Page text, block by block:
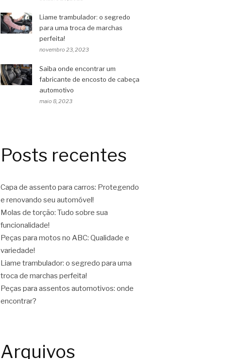
Liame trambulador: o segredo
para uma troca de marchas
perfeita!
novembro 23, 2023
Saiba onde encontrar um
fabricante de encosto de cabeça
automotivo
maio 8, 2023
Posts recentes
Capa de assento para carros: Protegendo
e renovando seu automóvel!
Molas de torção: Tudo sobre sua
funcionalidade!
Peças para motos no ABC: Qualidade e
variedade!
Liame trambulador: o segredo para uma
troca de marchas perfeita!
Peças para assentos automotivos: onde
encontrar?
Arquivos